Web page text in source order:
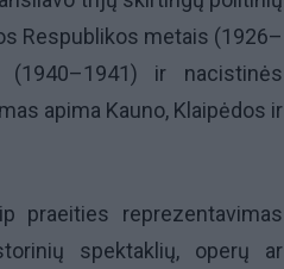
Respublikos metais (1926–
ir nacistinės
apima Kauno, Klaipėdos ir
praeities reprezentavimas
spektaklių, operų ar